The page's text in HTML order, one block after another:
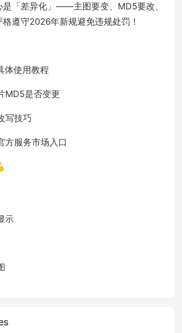
是「差异化」——主图要变、MD5要改、
遵守2026年新规避免违规处罚！
使用教程
MD5是否变更
写技巧
服务市场入口
示